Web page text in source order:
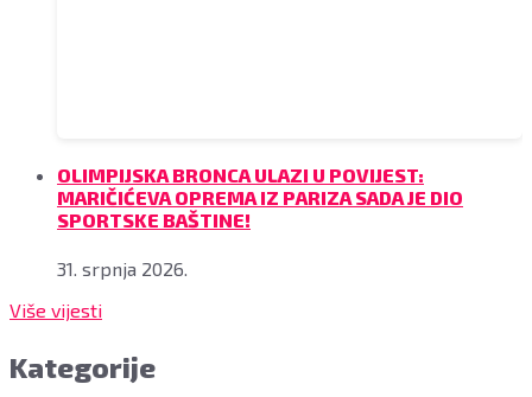
OLIMPIJSKA BRONCA ULAZI U POVIJEST:
MARIČIĆEVA OPREMA IZ PARIZA SADA JE DIO
SPORTSKE BAŠTINE!
31. srpnja 2026.
Više vijesti
Kategorije